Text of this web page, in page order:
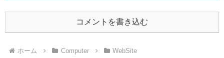
コメントを書き込む
ホーム Computer WebSite